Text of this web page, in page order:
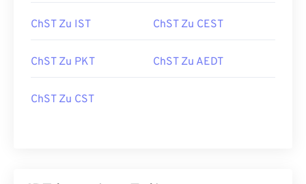
ChST Zu IST ChST Zu CEST
ChST Zu PKT ChST Zu AEDT
ChST Zu CST